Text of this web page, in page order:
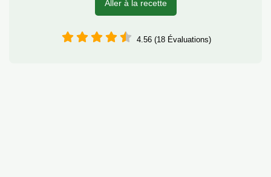
Aller à la recette
4.56 (18 Évaluations)